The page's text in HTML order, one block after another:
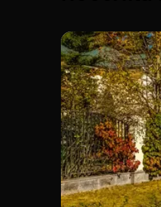
🔥 Отличный
📞 Звоните